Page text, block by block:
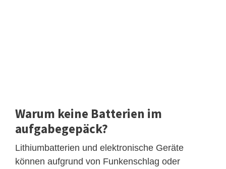
Warum keine Batterien im
aufgabegepäck?
Lithiumbatterien und elektronische Geräte
können aufgrund von Funkenschlag oder